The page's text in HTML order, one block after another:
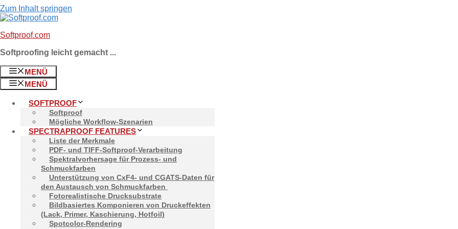
Zum Inhalt springen
Softproof.com
Softproofing leicht gemacht ...
MENÜ
MENÜ
SOFTPROOF
Softproof
Mögliche Workflow-Szenarien
SPECTRAPROOF FEATURES
Liste der Merkmale
PDF- und TIFF-Softproof-Verarbeitung
Spektralvorhersage für Prozess- und
Schmuckfarben
Unterstützung von CxF4- und CGATS-Daten für
den Austausch von Schmuckfarben
Fotorealistische Drucksubstrate
Bildbasiertes Komponieren von Druckeffekten
(Lack, Primer, Kaschierung, Hotfoil)
Spotcolor-Rendering
Wie sich Softproof und Hardcopy-Proof gegenseitig
ergänzen
Von
5. September 2023
Viele Jahre lang war ein Hardcopy-Proof die Referenzlösung für den genauen Farbvergleich. Aber es gab schon
immer den Bedarf an einem schnellen, farbverbindlichen Proof, der auf einem Monitor angezeigt wird, um schnell